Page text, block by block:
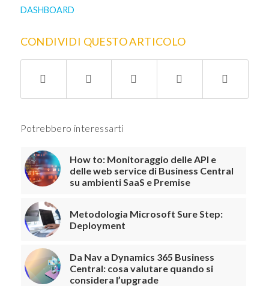
DASHBOARD
CONDIVIDI QUESTO ARTICOLO
Potrebbero interessarti
How to: Monitoraggio delle API e
delle web service di Business Central
su ambienti SaaS e Premise
Metodologia Microsoft Sure Step:
Deployment
Da Nav a Dynamics 365 Business
Central: cosa valutare quando si
considera l’upgrade